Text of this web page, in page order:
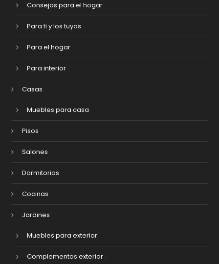
Consejos para el hogar
Para ti y los tuyos
Para el hogar
Para interior
Casas
Muebles para casa
Pisos
Salones
Dormitorios
Cocinas
Jardines
Muebles para exterior
Complementos exterior